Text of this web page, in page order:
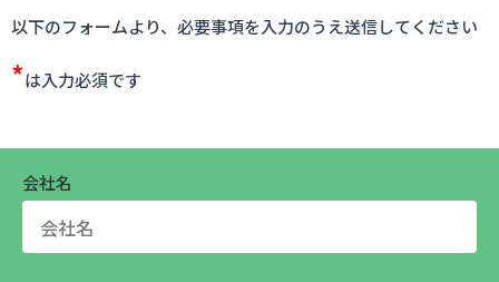
以下のフォームより、必要事項を入力のうえ送信してください
*は入力必須です
会社名